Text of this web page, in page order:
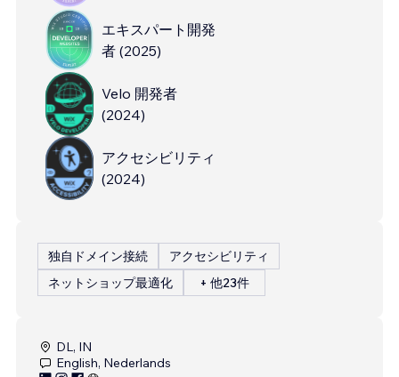
エキスパート開発
者 (2025)
Velo 開発者
(2024)
アクセシビリティ
(2024)
独自ドメイン接続
アクセシビリティ
ネットショップ最適化
+ 他23件
DL, IN
English, Nederlands